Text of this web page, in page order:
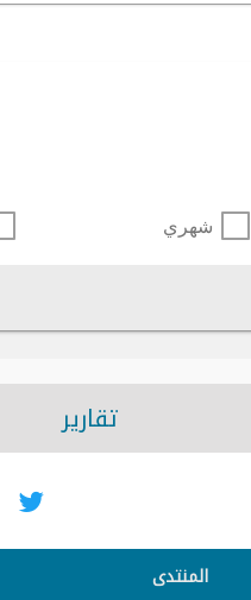
شهري
تقارير
المنتدى